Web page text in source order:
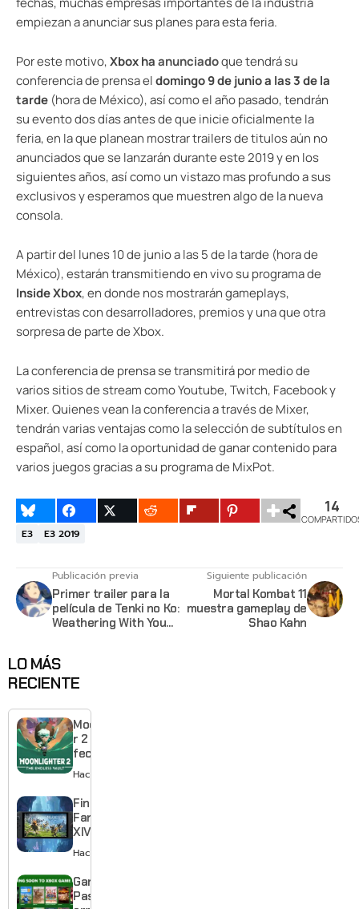
empiezan a anunciar sus planes para esta feria.
Por este motivo,Xbox haanunciadoque tendrá su
conferencia de prensa eldomingo 9 de junio a las 3 de la
tarde (hora de México), así como el año pasado, tendrán
su evento dos días antes de que inicie oficialmente la
feria, en la que planean mostrar trailers de titulos aún no
anunciados que se lanzarán durante este 2019 y en los
siguientes años, así como un vistazo mas profundo a sus
exclusivos y esperamos que muestren algo de la nueva
consola.
A partir del lunes 10 de junio a las 5 de la tarde (hora de
México), estarán transmitiendo en vivo su programa de
Inside Xbox, en donde nos mostrarán gameplays,
entrevistas con desarrolladores, premios y una que otra
sorpresa de parte de Xbox.
La conferencia de prensa se transmitirá por medio de
varios sitios de stream como Youtube, Twitch, Facebook y
Mixer. Quienes vean la conferencia a través de Mixer,
tendrán varias ventajas como la selección de subtítulos en
español, así como la oportunidad de ganar contenido para
varios juegos gracias a su programa de MixPot.
14
E3 E3 2019
Publicación previa
Primer trailer para la
película de Tenki no Ko:
Weathering With You
Siguiente publicación
Mortal Kombat 11
muestra gameplay de
Shao Kahn
LO MÁS
RECIENTE
Moonlighte
r 2 ya tiene
fecha y
puedes
quedarte
gratis con
el primero
Hace 15 horas
Final
Fantasy
XIV llega a
Switch 2 y
te deja
jugar un
mes sin
pagar
Hace 2 días
Game
Pass